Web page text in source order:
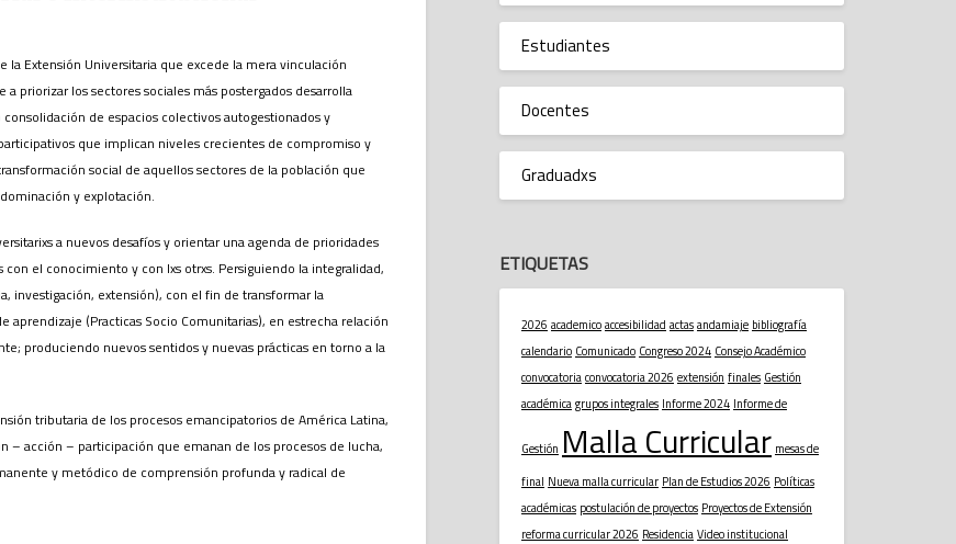
la Extensión Universitaria que excede la mera vinculación
priorizar los sectores sociales más postergados desarrolla
de espacios colectivos autogestionados y
que implican niveles crecientes de compromiso y
social de aquellos sectores de la población que
y explotación.
a nuevos desafíos y orientar una agenda de prioridades
el conocimiento y con lxs otrxs. Persiguiendo la integralidad,
investigación, extensión), con el fin de transformar la
aprendizaje (Practicas Socio Comunitarias), en estrecha relación
produciendo nuevos sentidos y nuevas prácticas en torno a la
tributaria de los procesos emancipatorios de América Latina,
acción – participación que emanan de los procesos de lucha,
y metódico de comprensión profunda y radical de
Estudiantes
Docentes
Graduadxs
ETIQUETAS
2026 academicoaccesibilidad actasandamiaje bibliografía
calendario Comunicado Congreso 2024 Consejo Académico
convocatoriaconvocatoria 2026 extensión finales Gestión
académicagrupos integrales Informe 2024 Informe de
Gestión Malla Curricular mesas de
final Nueva malla curricular Plan de Estudios 2026 Políticas
académicas postulación de proyectos Proyectos de Extensión
reforma curricular 2026 ResidenciaVideo institucional